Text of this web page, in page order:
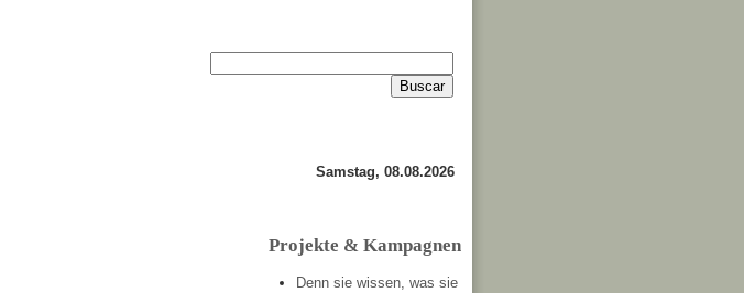
Samstag, 08.08.2026
Projekte & Kampagnen
Denn sie wissen, was sie